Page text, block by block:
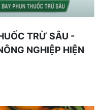
TRỪ SÂU -
NGHIỆP HIỆN